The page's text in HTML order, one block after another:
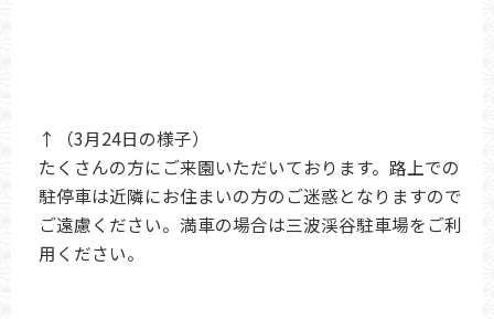
↑（3月24日の様子）
たくさんの方にご来園いただいております。路上での
駐停車は近隣にお住まいの方のご迷惑となりますので
ご遠慮ください。満車の場合は三波渓谷駐車場をご利
用ください。